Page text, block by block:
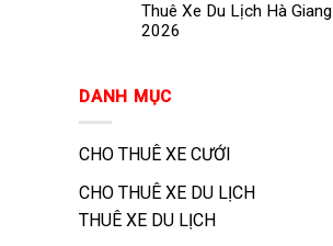
Thuê Xe Du Lịch Hà Giang
2026
DANH MỤC
CHO THUÊ XE CƯỚI
CHO THUÊ XE DU LỊCH
THUÊ XE DU LỊCH